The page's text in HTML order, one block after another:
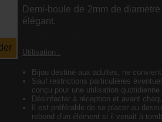
Demi-boule de 2mm de
élégant.
Utilisation :
Bijou destiné aux adultes, ne
Sauf restrictions particulières
conçu pour une utilisation quotidienne
Désinfecter à réception et avant
Il est préférable de se placer au
rebond d'un élément si il venait à